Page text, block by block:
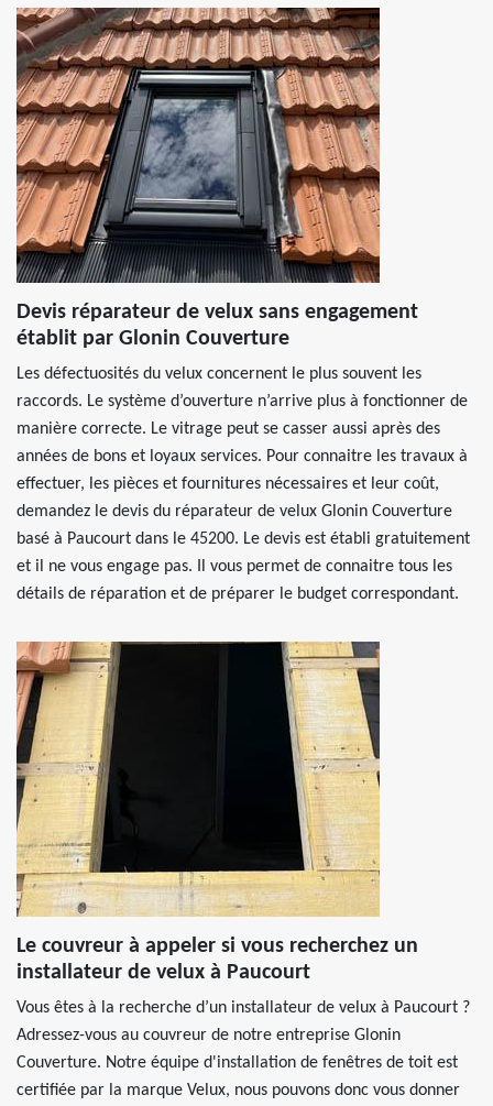
Devis réparateur de velux sans engagement
établit par Glonin Couverture
Les défectuosités du velux concernent le plus souvent les
raccords. Le système d’ouverture n’arrive plus à fonctionner de
manière correcte. Le vitrage peut se casser aussi après des
années de bons et loyaux services. Pour connaitre les travaux à
effectuer, les pièces et fournitures nécessaires et leur coût,
demandez le devis du réparateur de velux Glonin Couverture
basé à Paucourt dans le 45200. Le devis est établi gratuitement
et il ne vous engage pas. Il vous permet de connaitre tous les
détails de réparation et de préparer le budget correspondant.
Le couvreur à appeler si vous recherchez un
installateur de velux à Paucourt
Vous êtes à la recherche d’un installateur de velux à Paucourt ?
Adressez-vous au couvreur de notre entreprise Glonin
Couverture. Notre équipe d'installation de fenêtres de toit est
certifiée par la marque Velux, nous pouvons donc vous donner